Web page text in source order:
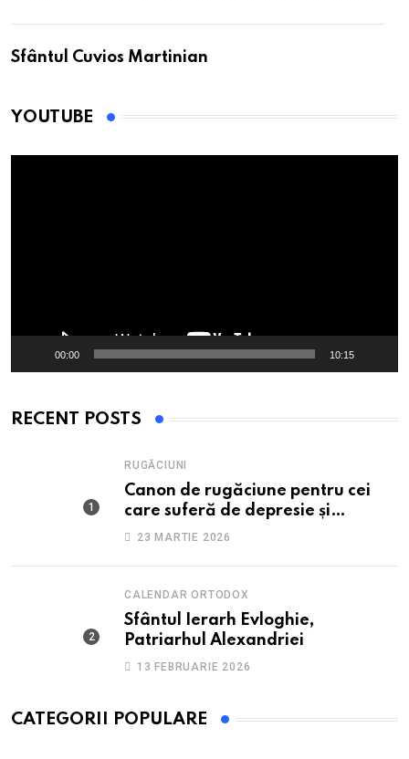
Sfântul Cuvios Martinian
YOUTUBE
00:00 10:15
RECENT POSTS
RUGĂCIUNI
Canon de rugăciune pentru cei
care suferă de depresie și
anxietate
23 MARTIE 2026
CALENDAR ORTODOX
Sfântul Ierarh Evloghie,
Patriarhul Alexandriei
13 FEBRUARIE 2026
CATEGORII POPULARE